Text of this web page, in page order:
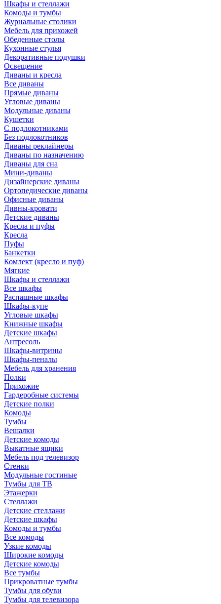
Шкафы и стеллажи
Комоды и тумбы
Журнальные столики
Мебель для прихожей
Обеденные столы
Кухонные стулья
Декоративные подушки
Освещение
Диваны и кресла
Все диваны
Прямые диваны
Угловые диваны
Модульные диваны
Кушетки
С подлокотниками
Без подлокотников
Диваны реклайнеры
Диваны по назначению
Диваны для сна
Мини-диваны
Дизайнерские диваны
Ортопедические диваны
Офисные диваны
Дивны-кровати
Детские диваны
Кресла и пуфы
Кресла
Пуфы
Банкетки
Комлект (кресло и пуф)
Мягкие
Шкафы и стеллажи
Все шкафы
Распашные шкафы
Шкафы-купе
Угловые шкафы
Книжные шкафы
Детские шкафы
Антресоль
Шкафы-витрины
Шкафы-пеналы
Мебель для хранения
Полки
Прихожие
Гардеробные системы
Детские полки
Комоды
Тумбы
Вешалки
Детские комоды
Выкатные ящики
Мебель под телевизор
Стенки
Модульные гостиные
Тумбы для ТВ
Этажерки
Стеллажи
Детские стеллажи
Детские шкафы
Комоды и тумбы
Все комоды
Узкие комоды
Широкие комоды
Детские комоды
Все тумбы
Прикроватные тумбы
Тумбы для обуви
Тумбы для телевизора